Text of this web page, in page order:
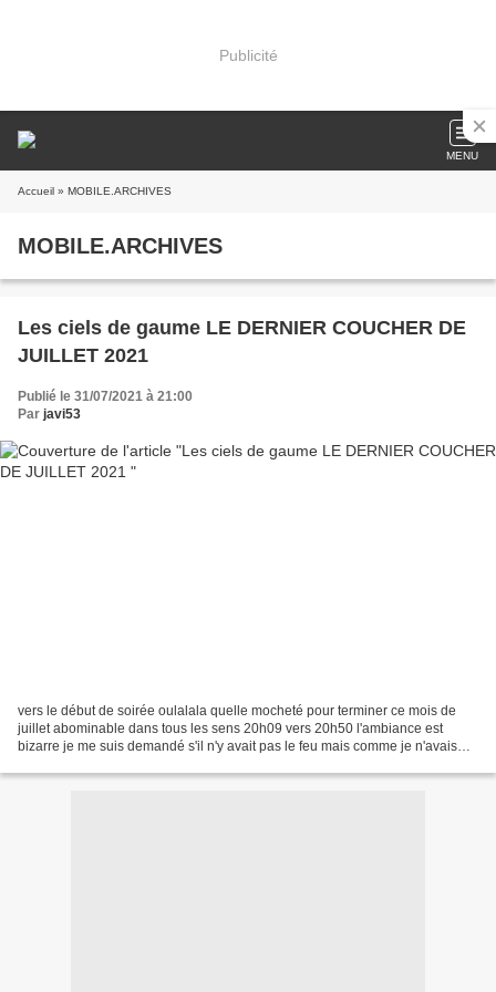
Publicité
MENU
Accueil » MOBILE.ARCHIVES
MOBILE.ARCHIVES
Les ciels de gaume LE DERNIER COUCHER DE
JUILLET 2021
Publié le 31/07/2021 à 21:00
Par javi53
vers le début de soirée oulalala quelle mocheté pour terminer ce mois de
juillet abominable dans tous les sens 20h09 vers 20h50 l'ambiance est
bizarre je me suis demandé s'il n'y avait pas le feu mais comme je n'avais